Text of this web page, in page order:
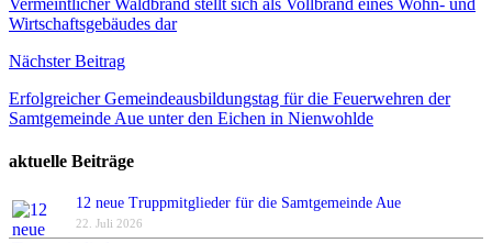
Wirtschaftsgebäudes dar
Nächster Beitrag
Erfolgreicher Gemeindeausbildungstag für die Feuerwehren der
Samtgemeinde Aue unter den Eichen in Nienwohlde
aktuelle Beiträge
12 neue Truppmitglieder für die Samtgemeinde Aue
22. Juli 2026